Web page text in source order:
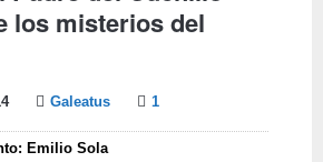
los misterios del
Galeatus 1
Emilio Sola